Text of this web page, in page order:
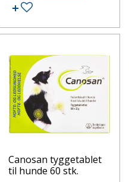
Tilføj til ønskeseddel
Canosan tyggetablet
til hunde 60 stk.